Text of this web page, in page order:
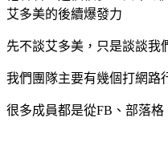
艾多美的後續爆發力
先不談艾多美，只是談談我
我們團隊主要有幾個打網路
很多成員都是從FB、部落